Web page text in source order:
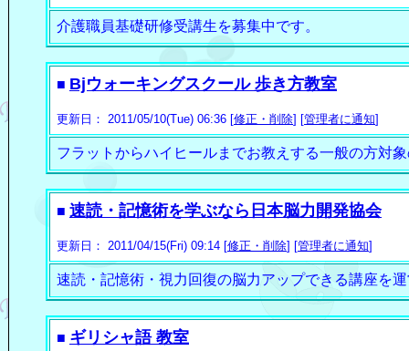
介護職員基礎研修受講生を募集中です。
■ Bjウォーキングスクール 歩き方教室
更新日： 2011/05/10(Tue) 06:36 [修正・削除] [管理者に通知]
フラットからハイヒールまでお教えする一般の方対
■ 速読・記憶術を学ぶなら日本脳力開発協会
更新日： 2011/04/15(Fri) 09:14 [修正・削除] [管理者に通知]
速読・記憶術・視力回復の脳力アップできる講座を
■ ギリシャ語 教室